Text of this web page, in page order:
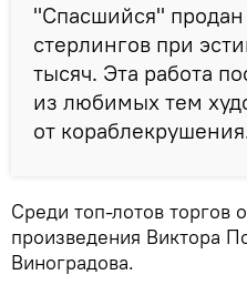
"Спасшийся"
стерлингов при
тысяч. Эта работа
из любимых тем
от
Среди топ-лотов торгов
произведения Виктора
Виноградова.